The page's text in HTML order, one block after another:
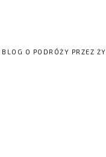
BLOG O PODRÓŻY PRZEZ